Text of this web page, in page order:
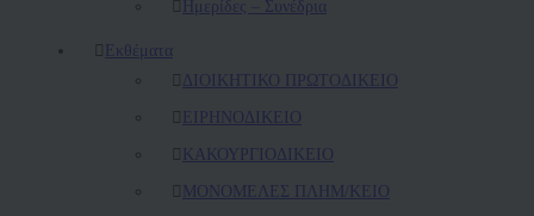
Ημερίδες – Συνέδρια
Εκθέματα
ΔΙΟΙΚΗΤΙΚΟ ΠΡΩΤΟΔΙΚΕΙΟ
ΕΙΡΗΝΟΔΙΚΕΙΟ
ΚAΚΟΥΡΓΙΟΔΙΚΕΙΟ
ΜΟΝΟΜΕΛΕΣ ΠΛΗΜ/ΚΕΙΟ